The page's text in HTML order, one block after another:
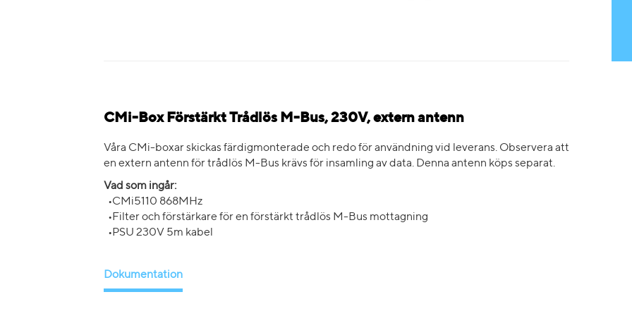
CMi-Box Förstärkt Trådlös M-Bus, 230V, extern antenn
Våra CMi-boxar skickas färdigmonterade och redo för användning vid leverans. Observera att
en extern antenn för trådlös M-Bus krävs för insamling av data. Denna antenn köps separat.
Vad som ingår:
•CMi5110 868MHz
•Filter och förstärkare för en förstärkt trådlös M-Bus mottagning
•PSU 230V 5m kabel
Dokumentation